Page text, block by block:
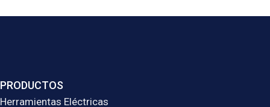
PRODUCTOS
Herramientas Eléctricas